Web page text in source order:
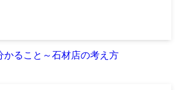
かること～石材店の考え方